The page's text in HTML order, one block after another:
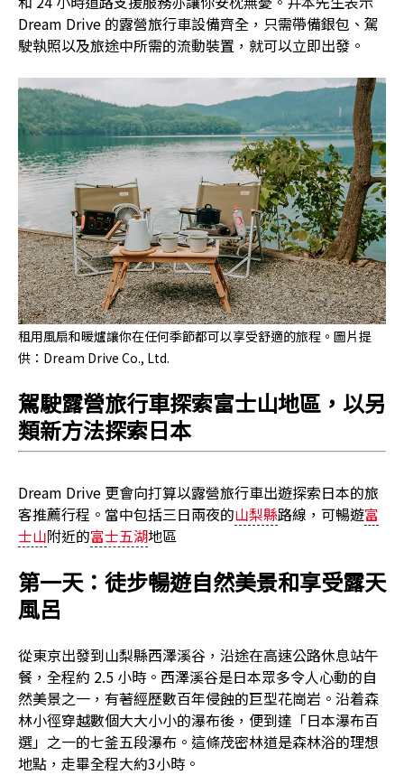
Dream Drive 的露營旅行車設備齊全，只需帶備銀包、駕
駛執照以及旅途中所需的流動裝置，就可以立即出發。
租用風扇和暖爐讓你在任何季節都可以享受舒適的旅程。圖片提
供：Dream Drive Co., Ltd.
駕駛露營旅行車探索富士山地區，以另
類新方法探索日本
Dream Drive 更會向打算以露營旅行車出遊探索日本的旅
客推薦行程。當中包括三日兩夜的山梨縣路線，可暢遊富
士山附近的富士五湖地區
第一天：徒步暢遊自然美景和享受露天
風呂
從東京出發到山梨縣西澤溪谷，沿途在高速公路休息站午
餐，全程約 2.5 小時。西澤溪谷是日本眾多令人心動的自
然美景之一，有著經歷數百年侵蝕的巨型花崗岩。沿着森
林小徑穿越數個大大小小的瀑布後，便到達「日本瀑布百
選」之一的七釜五段瀑布。這條茂密林道是森林浴的理想
地點，走畢全程大約3小時。